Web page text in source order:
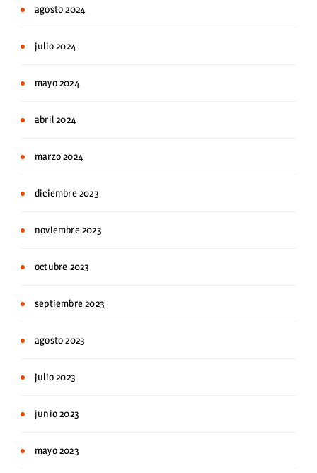
agosto 2024
julio 2024
mayo 2024
abril 2024
marzo 2024
diciembre 2023
noviembre 2023
octubre 2023
septiembre 2023
agosto 2023
julio 2023
junio 2023
mayo 2023